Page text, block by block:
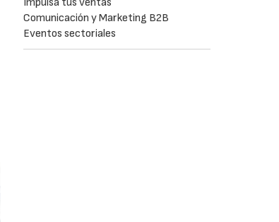
Comunicación y Marketing B2B
Eventos sectoriales